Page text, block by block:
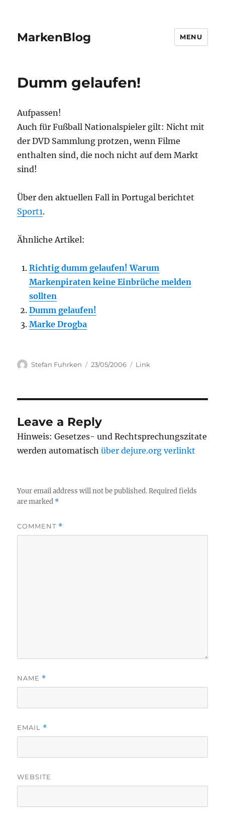
MarkenBlog MENU
Dumm gelaufen!
Aufpassen!
Auch für Fußball Nationalspieler gilt: Nicht mit
der DVD Sammlung protzen, wenn Filme
enthalten sind, die noch nicht auf dem Markt
sind!
Über den aktuellen Fall in Portugal berichtet
Sport1.
Ähnliche Artikel:
Richtig dumm gelaufen! Warum
Markenpiraten keine Einbrüche melden
sollten
Dumm gelaufen!
Marke Drogba
Author
Stefan Fuhrken
Posted
23/05/2006 Categories
Link
Leave a Reply
Hinweis: Gesetzes- und Rechtsprechungszitate
werden automatischüber dejure.org verlinkt
Your email address will not be published. Required fields
are marked *
COMMENT *
NAME *
EMAIL *
WEBSITE